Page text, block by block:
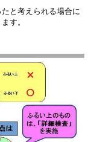
と考えられる場合に
す。